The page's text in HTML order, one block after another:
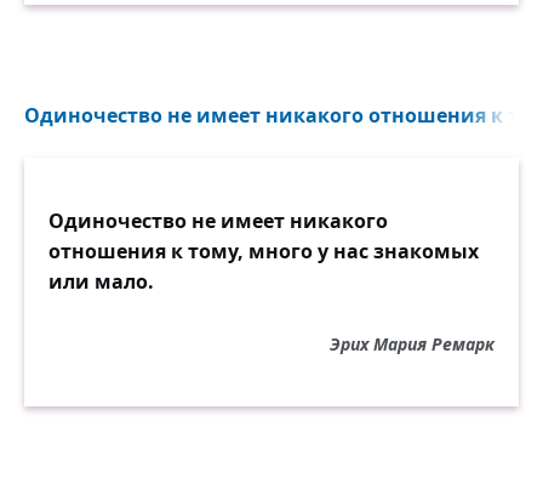
Одиночество не имеет никакого отношения к
Одиночество не имеет никакого
отношения к тому, много у нас знакомых
или мало.
Эрих Мария Ремарк